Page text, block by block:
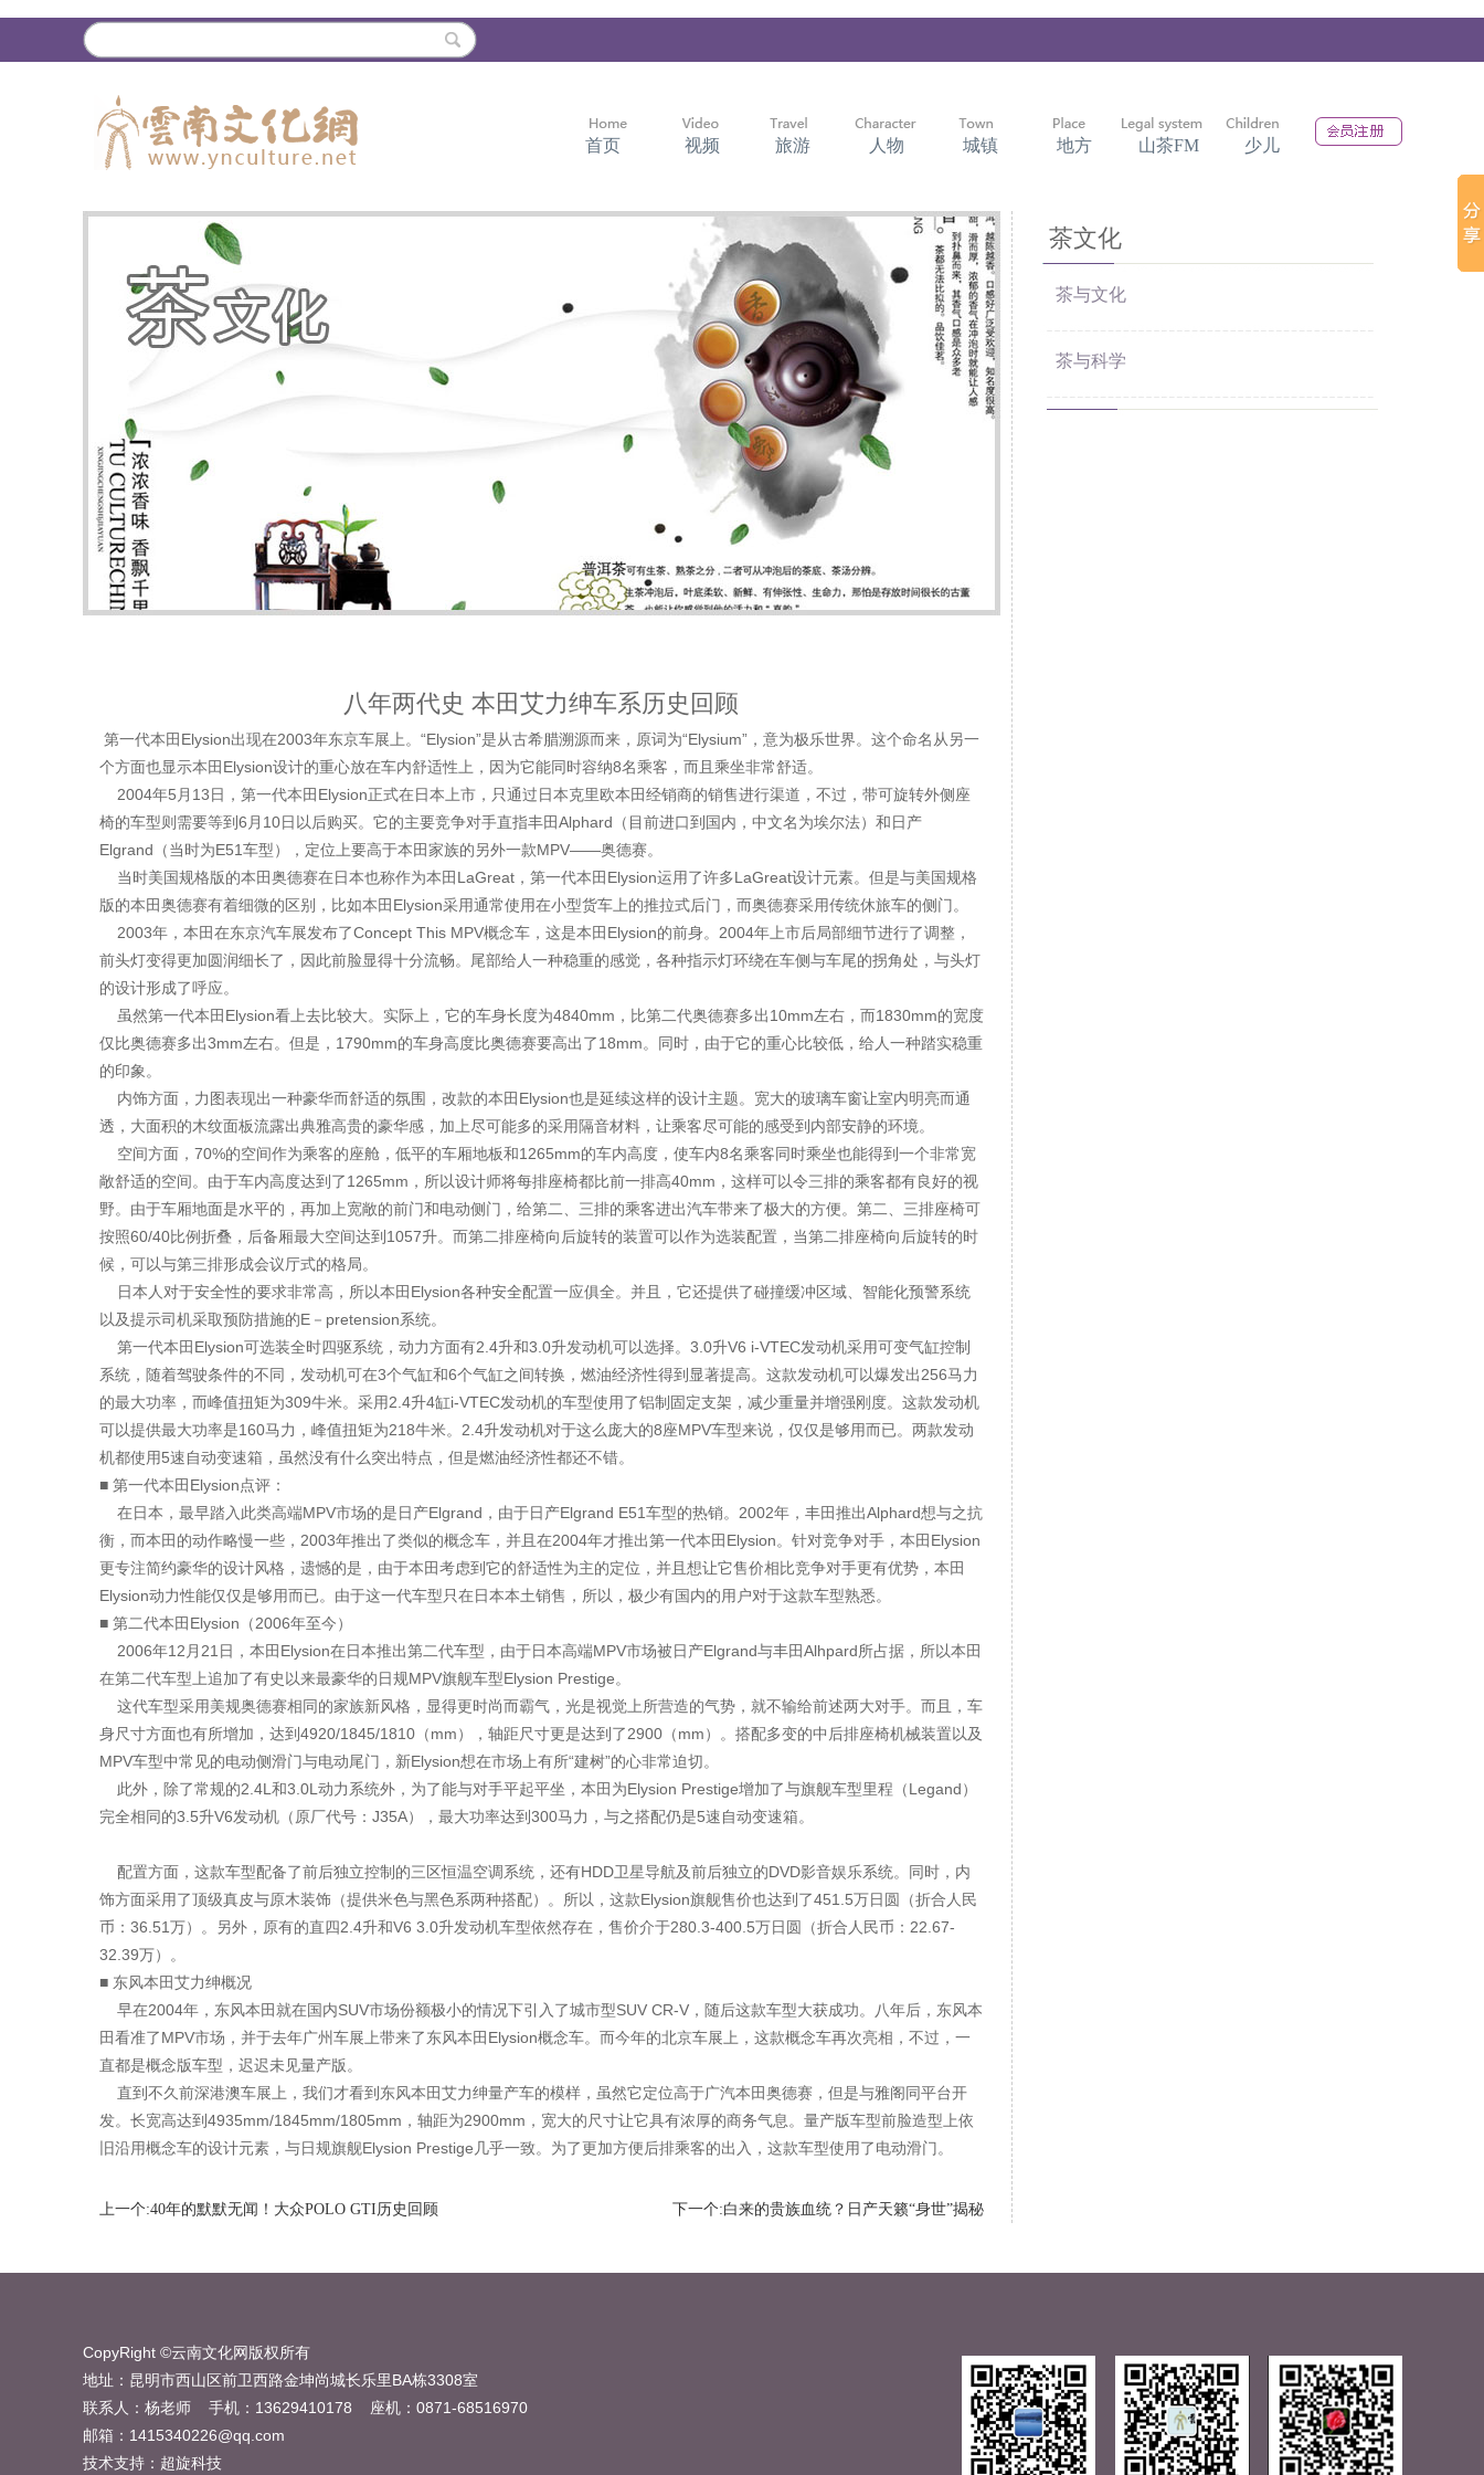
首页 视频 旅游 人物 城镇 地方 山茶FM 少儿
八年两代史 本田艾力绅车系历史回顾
第一代本田Elysion出现在2003年东京车展上。“Elysion”是从古希腊溯源而来，原词为“Elysium”，意为极乐世界。这个命名从另一
个方面也显示本田Elysion设计的重心放在车内舒适性上，因为它能同时容纳8名乘客，而且乘坐非常舒适。
2004年5月13日，第一代本田Elysion正式在日本上市，只通过日本克里欧本田经销商的销售进行渠道，不过，带可旋转外侧座
椅的车型则需要等到6月10日以后购买。它的主要竞争对手直指丰田Alphard（目前进口到国内，中文名为埃尔法）和日产
Elgrand（当时为E51车型），定位上要高于本田家族的另外一款MPV——奥德赛。
当时美国规格版的本田奥德赛在日本也称作为本田LaGreat，第一代本田Elysion运用了许多LaGreat设计元素。但是与美国规格
版的本田奥德赛有着细微的区别，比如本田Elysion采用通常使用在小型货车上的推拉式后门，而奥德赛采用传统休旅车的侧门。
2003年，本田在东京汽车展发布了Concept This MPV概念车，这是本田Elysion的前身。2004年上市后局部细节进行了调整，
前头灯变得更加圆润细长了，因此前脸显得十分流畅。尾部给人一种稳重的感觉，各种指示灯环绕在车侧与车尾的拐角处，与头灯
的设计形成了呼应。
虽然第一代本田Elysion看上去比较大。实际上，它的车身长度为4840mm，比第二代奥德赛多出10mm左右，而1830mm的宽度
仅比奥德赛多出3mm左右。但是，1790mm的车身高度比奥德赛要高出了18mm。同时，由于它的重心比较低，给人一种踏实稳重
的印象。
内饰方面，力图表现出一种豪华而舒适的氛围，改款的本田Elysion也是延续这样的设计主题。宽大的玻璃车窗让室内明亮而通
透，大面积的木纹面板流露出典雅高贵的豪华感，加上尽可能多的采用隔音材料，让乘客尽可能的感受到内部安静的环境。
空间方面，70%的空间作为乘客的座舱，低平的车厢地板和1265mm的车内高度，使车内8名乘客同时乘坐也能得到一个非常宽
敞舒适的空间。由于车内高度达到了1265mm，所以设计师将每排座椅都比前一排高40mm，这样可以令三排的乘客都有良好的视
野。由于车厢地面是水平的，再加上宽敞的前门和电动侧门，给第二、三排的乘客进出汽车带来了极大的方便。第二、三排座椅可
按照60/40比例折叠，后备厢最大空间达到1057升。而第二排座椅向后旋转的装置可以作为选装配置，当第二排座椅向后旋转的时
候，可以与第三排形成会议厅式的格局。
日本人对于安全性的要求非常高，所以本田Elysion各种安全配置一应俱全。并且，它还提供了碰撞缓冲区域、智能化预警系统
以及提示司机采取预防措施的E－pretension系统。
第一代本田Elysion可选装全时四驱系统，动力方面有2.4升和3.0升发动机可以选择。3.0升V6 i-VTEC发动机采用可变气缸控制
系统，随着驾驶条件的不同，发动机可在3个气缸和6个气缸之间转换，燃油经济性得到显著提高。这款发动机可以爆发出256马力
的最大功率，而峰值扭矩为309牛米。采用2.4升4缸i-VTEC发动机的车型使用了铝制固定支架，减少重量并增强刚度。这款发动机
可以提供最大功率是160马力，峰值扭矩为218牛米。2.4升发动机对于这么庞大的8座MPV车型来说，仅仅是够用而已。两款发动
机都使用5速自动变速箱，虽然没有什么突出特点，但是燃油经济性都还不错。
■ 第一代本田Elysion点评：
在日本，最早踏入此类高端MPV市场的是日产Elgrand，由于日产Elgrand E51车型的热销。2002年，丰田推出Alphard想与之抗
衡，而本田的动作略慢一些，2003年推出了类似的概念车，并且在2004年才推出第一代本田Elysion。针对竞争对手，本田Elysion
更专注简约豪华的设计风格，遗憾的是，由于本田考虑到它的舒适性为主的定位，并且想让它售价相比竞争对手更有优势，本田
Elysion动力性能仅仅是够用而已。由于这一代车型只在日本本土销售，所以，极少有国内的用户对于这款车型熟悉。
■ 第二代本田Elysion（2006年至今）
2006年12月21日，本田Elysion在日本推出第二代车型，由于日本高端MPV市场被日产Elgrand与丰田Alhpard所占据，所以本田
在第二代车型上追加了有史以来最豪华的日规MPV旗舰车型Elysion Prestige。
这代车型采用美规奥德赛相同的家族新风格，显得更时尚而霸气，光是视觉上所营造的气势，就不输给前述两大对手。而且，车
身尺寸方面也有所增加，达到4920/1845/1810（mm），轴距尺寸更是达到了2900（mm）。搭配多变的中后排座椅机械装置以及
MPV车型中常见的电动侧滑门与电动尾门，新Elysion想在市场上有所“建树”的心非常迫切。
此外，除了常规的2.4L和3.0L动力系统外，为了能与对手平起平坐，本田为Elysion Prestige增加了与旗舰车型里程（Legand）
完全相同的3.5升V6发动机（原厂代号：J35A），最大功率达到300马力，与之搭配仍是5速自动变速箱。
配置方面，这款车型配备了前后独立控制的三区恒温空调系统，还有HDD卫星导航及前后独立的DVD影音娱乐系统。同时，内
饰方面采用了顶级真皮与原木装饰（提供米色与黑色系两种搭配）。所以，这款Elysion旗舰售价也达到了451.5万日圆（折合人民
币：36.51万）。另外，原有的直四2.4升和V6 3.0升发动机车型依然存在，售价介于280.3-400.5万日圆（折合人民币：22.67-
32.39万）。
■ 东风本田艾力绅概况
早在2004年，东风本田就在国内SUV市场份额极小的情况下引入了城市型SUV CR-V，随后这款车型大获成功。八年后，东风本
田看准了MPV市场，并于去年广州车展上带来了东风本田Elysion概念车。而今年的北京车展上，这款概念车再次亮相，不过，一
直都是概念版车型，迟迟未见量产版。
直到不久前深港澳车展上，我们才看到东风本田艾力绅量产车的模样，虽然它定位高于广汽本田奥德赛，但是与雅阁同平台开
发。长宽高达到4935mm/1845mm/1805mm，轴距为2900mm，宽大的尺寸让它具有浓厚的商务气息。量产版车型前脸造型上依
旧沿用概念车的设计元素，与日规旗舰Elysion Prestige几乎一致。为了更加方便后排乘客的出入，这款车型使用了电动滑门。
上一个:40年的默默无闻！大众POLO GTI历史回顾 下一个:白来的贵族血统？日产天籁“身世”揭秘
茶文化
茶与文化
茶与科学
CopyRight ©云南文化网版权所有
地址：昆明市西山区前卫西路金坤尚城长乐里BA栋3308室
联系人：杨老师 手机：13629410178 座机：0871-68516970
邮箱：1415340226@qq.com
技术支持： 超旋科技